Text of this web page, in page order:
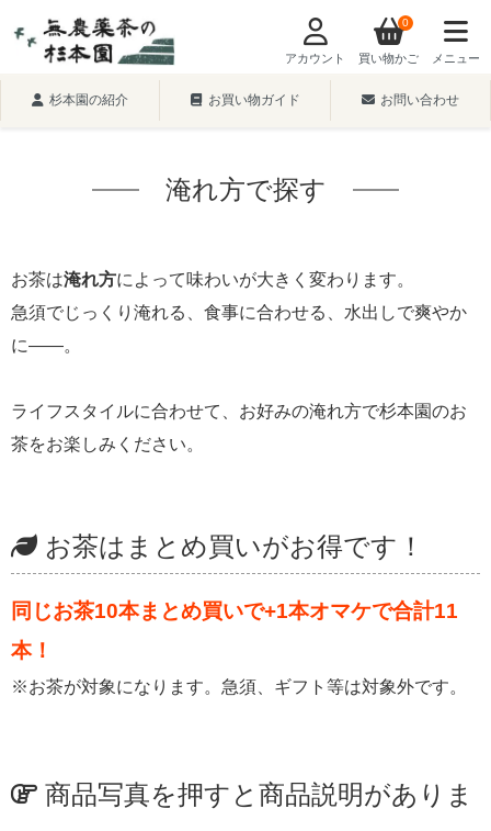
アカウント 買い物かご
0
メニュー
杉本園の紹介 お買い物ガイド お問い合わせ
淹れ方で探す
お茶は淹れ方によって味わいが大きく変わります。
急須でじっくり淹れる、食事に合わせる、水出しで爽やか
に――。
ライフスタイルに合わせて、お好みの淹れ方で杉本園のお
茶をお楽しみください。
お茶はまとめ買いがお得です！
同じお茶10本まとめ買いで+1本オマケで合計11
本！
※お茶が対象になります。急須、ギフト等は対象外です。
商品写真を押すと商品説明がありま